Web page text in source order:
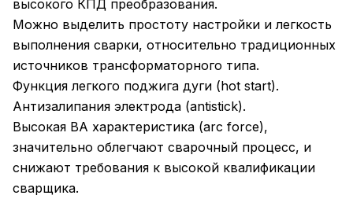
высокого КПД преобразования.
Можно выделить простоту настройки и легкость
выполнения сварки, относительно традиционных
источников трансформаторного типа.
Функция легкого поджига дуги (hot start).
Антизалипания электрода (antistick).
Высокая ВА характеристика (arc force),
значительно облегчают сварочный процесс, и
снижают требования к высокой квалификации
сварщика.